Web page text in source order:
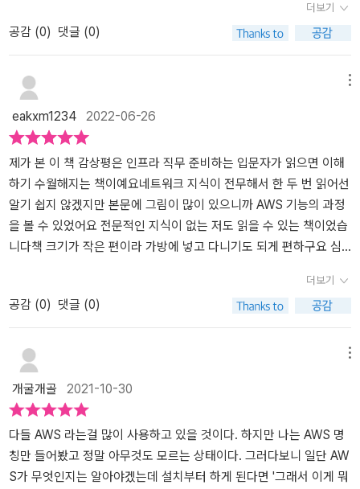
핵심적인부분에 형광처리되어있어다 읽은 부분 다시 그부분만 쭉 읽
으면 요약처리가되어 더 잘 이해가 가서 좋은거 같습니다 이런식으로
가독성이 좋게 처리된책은 첨 읽어봐서 매우 좋았고다른 책들에도적
용되면 좋을거같다는 생각듭니다.더불어 이책을 읽으면서 그동안 관
심밖이었던 네트웍쪽이나 구성같은것에 대해관심이 생기게되더군요
좋은 자극이었습니다. 막연히 AWS로 뭔가를 해보고싶다고 할때 덜
컥 AWS가입하고 막 해매는거보단이책을 읽고 내가 할려는 서비스의
목적?등등에 대해 심사숙고한후필요한 부분에 집중하는것이 큰 도움
이 될 책이었습니다. 특히 현실적으로 가장 중요한 돈문제...이용요금
관련각 서비스 마다 AWS관련 요즘 계산 방법이 정리되어있어서이것
만 해도 구축전 서비스준비전 매우 도움이될거같아보였습니다 AWS
가 먼자 개념정리하고싶은 사람들실무에서 적용하고싶어하는 회사관
더보기
공감 (0) 댓글 (0)
eakxm1234 2022-06-26
제가 본 이 책 감상평은 인프라 직무 준비하는 입문자가 읽으면 이해
하기 수월해지는 책이예요네트워크 지식이 전무해서 한 두 번 읽어선
알기 쉽지 않겠지만 본문에 그림이 많이 있으니까 AWS 기능의 과정
을 볼 수 있었어요 전문적인 지식이 없는 저도 읽을 수 있는 책이었습
니다책 크기가 작은 편이라 가방에 넣고 다니기도 되게 편하구요 심
클라우드 지식을 절대 잊을 수 없겠죠?특징을 더 적자면 핵심 키워드
를 노란 형광펜으로 표시해 내용을 잊지 않게 만듭니다 그리고 각 차
시 결론에 요약도 적어주기 때문에 읽었던 내용을 한 눈에 알 수 있게
합니다​AWS에서 혼자 실습할 때 기능이 너무 많고 생소해서 어떻게
해야할 지 모르겠다면 이 책 참고를 추천드려요기능마다 자세하게 설
명되어 있어서 헤맸던 저도 '이게 뭐 하는 기능이다'라는 정도를 알 수
있는 기회가 되었답니다개인적으로 AWS에 입문하시는 분께 이 책
읽기를 추천드립니다
더보기
공감 (0) 댓글 (0)
개굴개골 2021-10-30
다들 AWS 라는걸 많이 사용하고 있을 것이다. 하지만 나는 AWS 명
칭만 들어봤고 정말 아무것도 모르는 상태이다. 그러다보니 일단 AW
S가 무엇인지는 알아야겠는데 설치부터 하게 된다면 '그래서 이게 뭐